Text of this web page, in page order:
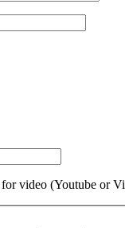
video (Youtube or